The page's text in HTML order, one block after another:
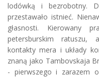
lodówką i bezrobotny.
przestawało istnieć.
głasnosti. Kierowany
petersburskim ratuszu,
kontakty mera i układy
znaną jako Tambovskaja
- pierwszego i zarazem